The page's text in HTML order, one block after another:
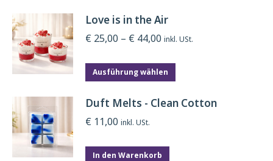
Love is in the Air
€ 25,00 – € 44,00 Preisspanne:
bis
inkl. USt.
Ausführung wählen
Produkt
mehrere
Duft Melts - Clean Cotton
€ 11,00 inkl. USt.
In den Warenkorb